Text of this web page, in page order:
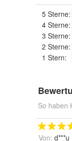
5 Sterne:
4 Sterne:
3 Sterne:
2 Sterne:
1 Stern:
So haben
Von: d***u